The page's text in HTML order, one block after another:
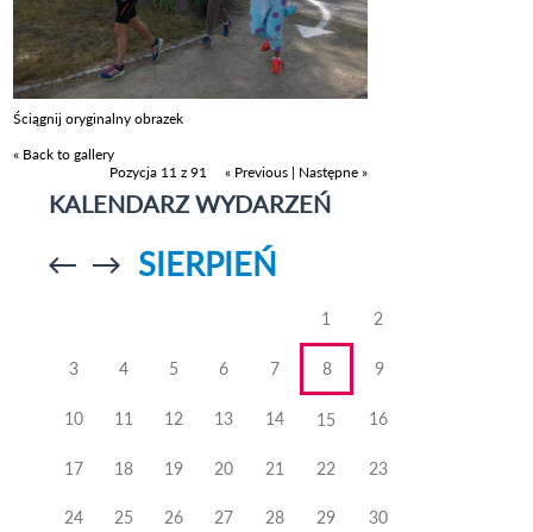
Ściągnij oryginalny obrazek
« Back to gallery
Pozycja 11 z 91
« Previous | Następne »
KALENDARZ WYDARZEŃ
Przejdź doPrzejdź do
SIERPIEŃ
1 2
3 4 5 6 7 8 9
10 11 12 13 14 15 16
17 18 19 20 21 22 23
24 25 26 27 28 29 30